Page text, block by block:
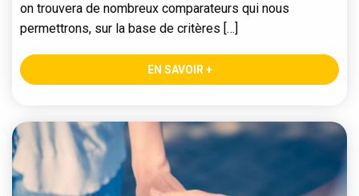
on trouvera de nombreux comparateurs qui nous
permettrons, sur la base de critères […]
EN SAVOIR +